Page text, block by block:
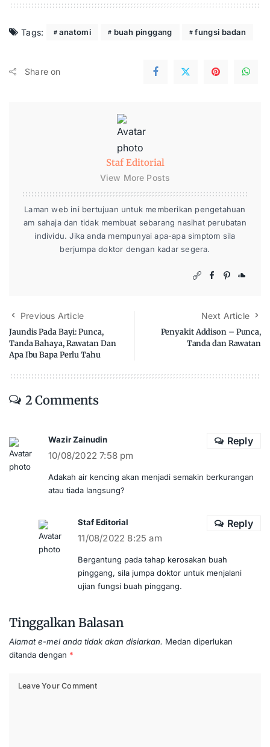
Tags: anatomi buah pinggang fungsi badan
Share on
Staf Editorial
View More Posts
Laman web ini bertujuan untuk memberikan pengetahuan
am sahaja dan tidak membuat sebarang nasihat perubatan
individu. Jika anda mempunyai apa-apa simptom sila
berjumpa doktor dengan kadar segera.
Previous Article
Jaundis Pada Bayi: Punca,
Tanda Bahaya, Rawatan Dan
Apa Ibu Bapa Perlu Tahu
Next Article
Penyakit Addison – Punca,
Tanda dan Rawatan
2 Comments
Wazir Zainudin
10/08/2022 7:58 pm
Adakah air kencing akan menjadi semakin berkurangan
atau tiada langsung?
Reply
Staf Editorial
11/08/2022 8:25 am
Bergantung pada tahap kerosakan buah
pinggang, sila jumpa doktor untuk menjalani
ujian fungsi buah pinggang.
Reply
Tinggalkan Balasan
Alamat e-mel anda tidak akan disiarkan. Medan diperlukan
ditanda dengan *